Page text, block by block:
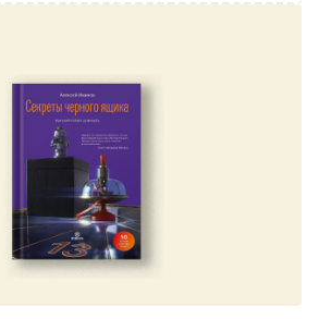
через репрессии и ГУЛАГ и